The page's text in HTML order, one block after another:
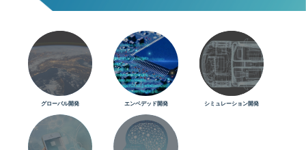
グローバル開発 エンベデッド開発 シミュレーション開発